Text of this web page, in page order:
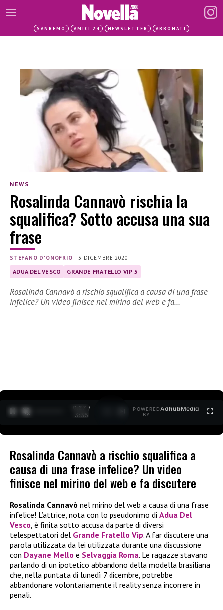
SANREMO AMICI 24 NEWSLETTER ABBONATI
NEWS
Rosalinda Cannavò rischia la
squalifica? Sotto accusa una sua
frase
STEFANO D'ONOFRIO |3 DICEMBRE 2020
ADUA DEL VESCO GRANDE FRATELLO VIP 5
Rosalinda Cannavò a rischio squalifica a causa di una frase
infelice? Un video finisce nel mirino del web e fa…
0:28 /
3:35
POWERED
BY
AdhubMedia
Rosalinda Cannavò a rischio squalifica a
causa di una frase infelice? Un video
finisce nel mirino del web e fa discutere
Rosalinda Cannavò nel mirino del web a causa di una frase
infelice! L’attrice, nota con lo pseudonimo di Adua Del
Vesco, è finita sotto accusa da parte di diversi
telespettatori del Grande Fratello Vip. A far discutere una
parola utilizzata da lei utilizzata durante una discussione
con Dayane Mello e Selvaggia Roma. Le ragazze stavano
parlando di un ipotetico abbandono della modella brasiliana
che, nella puntata di lunedì 7 dicembre, potrebbe
abbandonare volontariamente il reality senza incorrere in
penali.